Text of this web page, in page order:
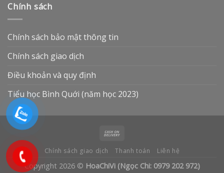
Chính sách
Chính sách bảo mật thông tin
Chính sách giao dịch
Điều khoản và quy định
Tiểu học Bình Quới (năm học 2023)
Chính sách giao dịch Thanh toán Liên hệ
Copyright 2026 © HoaChiVi (Ngọc Chi: 0979 202 972)